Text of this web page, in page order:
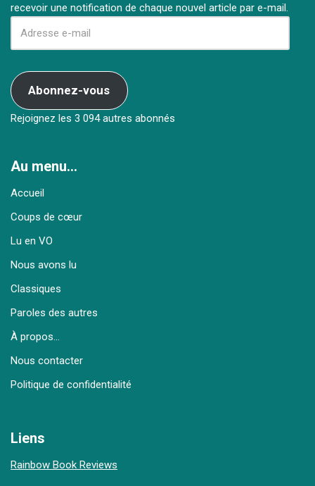
recevoir une notification de chaque nouvel article par e-mail.
Abonnez-vous
Rejoignez les 3 094 autres abonnés
Au menu…
Accueil
Coups de cœur
Lu en VO
Nous avons lu
Classiques
Paroles des autres
À propos…
Nous contacter
Politique de confidentialité
Liens
Rainbow Book Reviews